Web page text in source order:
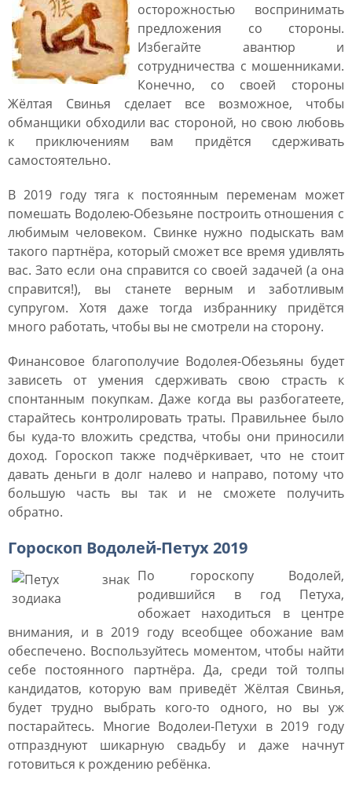
осторожностью воспринимать
предложения со стороны.
Избегайте авантюр и
сотрудничества с мошенниками.
Конечно, со своей стороны
Жёлтая Свинья сделает все возможное, чтобы
обманщики обходили вас стороной, но свою любовь
к приключениям вам придётся сдерживать
самостоятельно.
В 2019 году тяга к постоянным переменам может
помешать Водолею-Обезьяне построить отношения с
любимым человеком. Свинке нужно подыскать вам
такого партнёра, который сможет все время удивлять
вас. Зато если она справится со своей задачей (а она
справится!), вы станете верным и заботливым
супругом. Хотя даже тогда избраннику придётся
много работать, чтобы вы не смотрели на сторону.
Финансовое благополучие Водолея-Обезьяны будет
зависеть от умения сдерживать свою страсть к
спонтанным покупкам. Даже когда вы разбогатеете,
старайтесь контролировать траты. Правильнее было
бы куда-то вложить средства, чтобы они приносили
доход. Гороскоп также подчёркивает, что не стоит
давать деньги в долг налево и направо, потому что
большую часть вы так и не сможете получить
обратно.
Гороскоп Водолей-Петух 2019
По гороскопу Водолей,
родившийся в год Петуха,
обожает находиться в центре
внимания, и в 2019 году всеобщее обожание вам
обеспечено. Воспользуйтесь моментом, чтобы найти
себе постоянного партнёра. Да, среди той толпы
кандидатов, которую вам приведёт Жёлтая Свинья,
будет трудно выбрать кого-то одного, но вы уж
постарайтесь. Многие Водолеи-Петухи в 2019 году
отпразднуют шикарную свадьбу и даже начнут
готовиться к рождению ребёнка.